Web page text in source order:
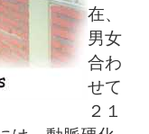
在、
男女
合わ
せて
２１